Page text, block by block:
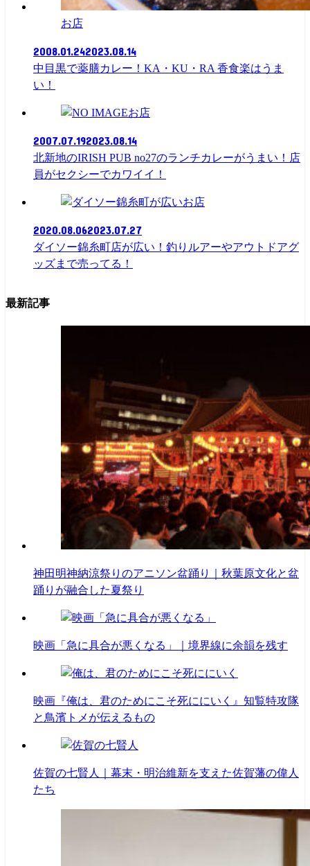
お店
2008.01.242023.08.14
中目黒で薬膳カレー！KA・KU・RA 香食楽はうま
い！
お店
2007.07.192023.08.14
北新地のIRISH PUB no27のランチカレーがうまい！店
員がセクシーでカワイイ！
お店
2020.08.062023.07.27
ダイソー錦糸町店が広い！釣りルアーやアウトドアグ
ッズまで売ってる！
最新記事
神田明神納涼祭りのアニソン盆踊り｜秋葉原文化と盆
踊りが融合した夏祭り
映画「急に具合が悪くなる」｜境界線に余韻を残す
映画『俺は、君のためにこそ死ににいく』知覧特攻隊
と鳥濱トメが伝えるもの
佐賀の七賢人｜幕末・明治維新を支えた佐賀藩の偉人
たち